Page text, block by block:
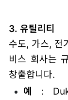
3. 유틸리티
수도, 가스, 전
비스 회사는
창출합니다.
예
: